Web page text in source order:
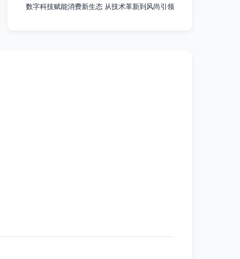
数字科技赋能消费新生态 从技术革新到风尚引领